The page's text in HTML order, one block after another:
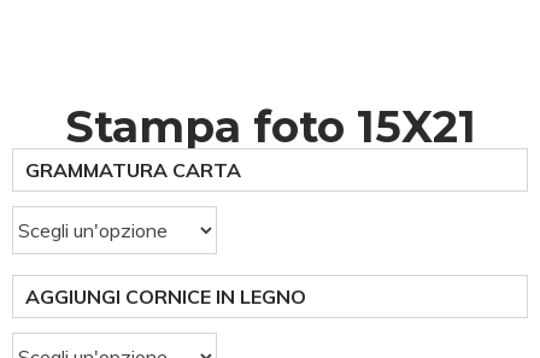
Stampa foto 15X21
GRAMMATURA CARTA
AGGIUNGI CORNICE IN LEGNO